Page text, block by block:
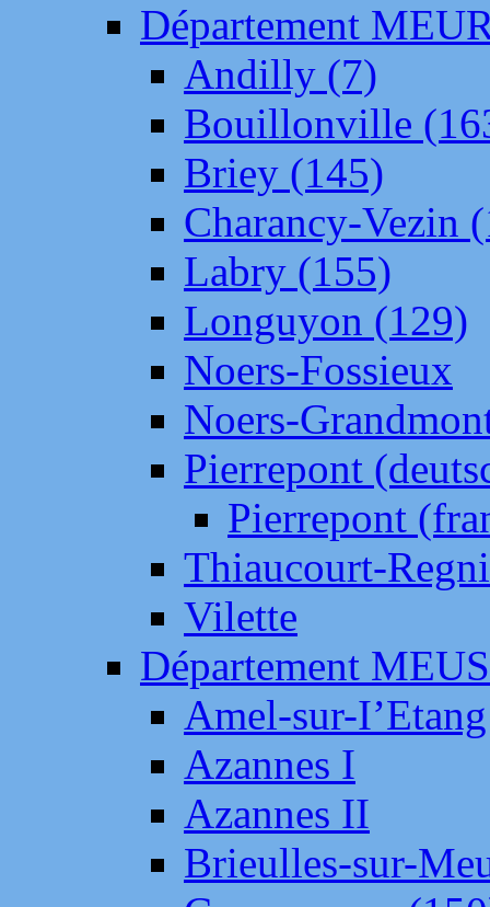
Département
Andilly (7)
Bouillonville
Briey (145)
Charancy-Vezin
Labry (155)
Longuyon (129)
Noers-Fossieux
Noers-
Pierrepont
Pierrepont
Thiaucourt-
Vilette
Département
Amel-sur-
Azannes I
Azannes II
Brieulles-sur-